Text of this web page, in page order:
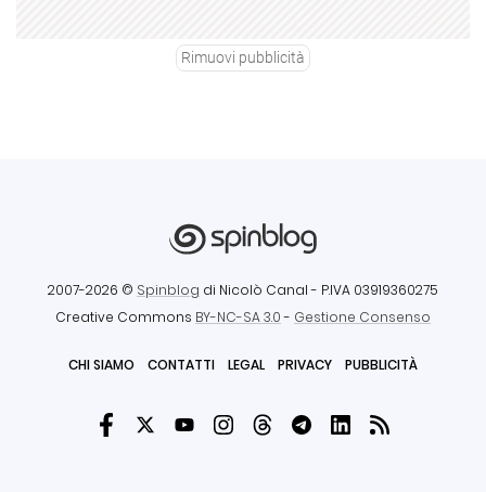
Rimuovi pubblicità
2007-2026 © Spinblog di Nicolò Canal - P.IVA 03919360275
Creative Commons BY-NC-SA 3.0- Gestione Consenso
CHI SIAMO CONTATTI LEGAL PRIVACY PUBBLICITÀ